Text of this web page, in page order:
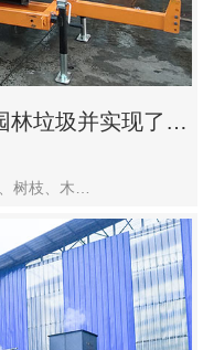
林垃圾并实现了再
树枝、木…